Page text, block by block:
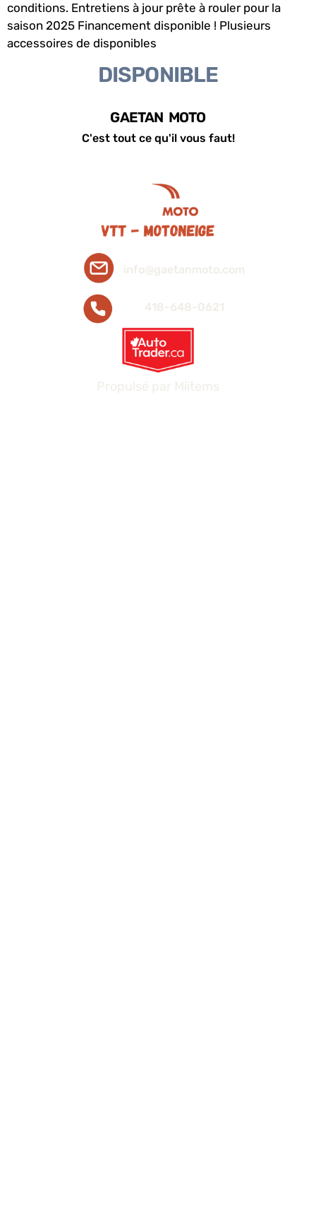
conditions. Entretiens à jour prête à rouler pour la
saison 2025 Financement disponible ! Plusieurs
accessoires de disponibles
DISPONIBLE
GAETAN MOTO
C'est tout ce qu'il vous faut!
info@gaetanmoto.com
418-648-0621
Propulsé par Miitems